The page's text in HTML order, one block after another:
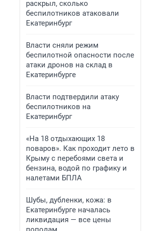
раскрыл, сколько
беспилотников атаковали
Екатеринбург
Власти сняли режим
беспилотной опасности после
атаки дронов на склад в
Екатеринбурге
Власти подтвердили атаку
беспилотников на
Екатеринбург
«На 18 отдыхающих 18
поваров». Как проходит лето в
Крыму с перебоями света и
бензина, водой по графику и
налетами БПЛА
Шубы, дубленки, кожа: в
Екатеринбурге началась
ликвидация — все цены